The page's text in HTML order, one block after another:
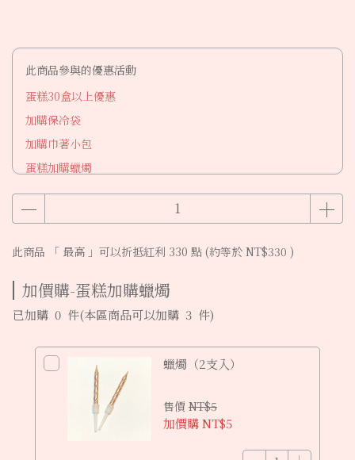
此商品參與的優惠活動
蛋糕30盒以上優惠
加購保冷袋
加購巾著小包
蛋糕加購蠟燭
此商品 「 最高 」可以折抵紅利 330 點 (約等於 NT$330 )
加價購-蛋糕加購蠟燭
已加購 0 件(本區商品可以加購 3 件)
蠟燭（2支入）
售價 NT$5
加價購NT$5